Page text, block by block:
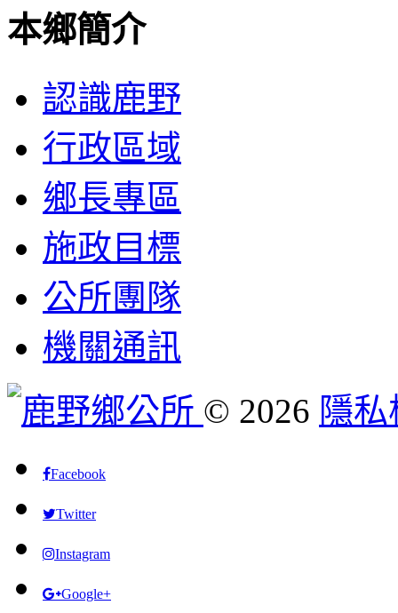
本鄉簡介
認識鹿野
行政區域
鄉長專區
施政目標
公所團隊
機關通訊
© 2026 隱
Facebook
Twitter
Instagram
Google+